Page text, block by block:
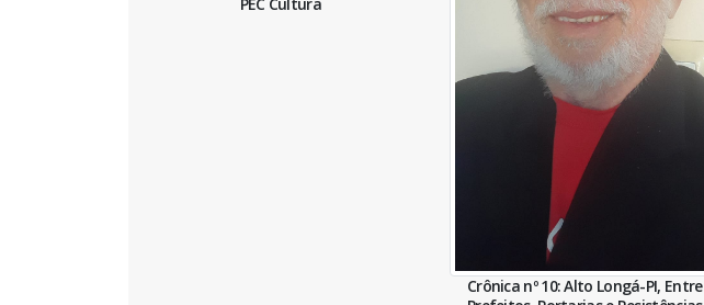
Crônica nº 10: Alto Longá-PI, Entre